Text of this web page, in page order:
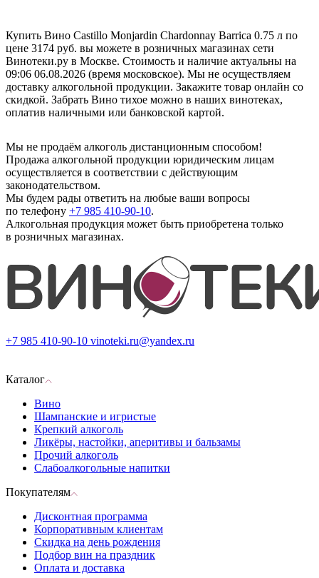
Купить Вино Castillo Monjardin Chardonnay Barrica 0.75 л по
цене 3174 руб. вы можете в розничных магазинах сети
Винотеки.ру в Москве. Стоимость и наличие актуальны на
09:06 06.08.2026 (время московское). Мы не осуществляем
доставку алкогольной продукции. Закажите товар онлайн со
скидкой. Забрать Вино тихое можно в наших винотеках,
оплатив наличными или банковской картой.
Мы не продаём алкоголь дистанционным способом!
Продажа алкогольной продукции юридическим лицам
осуществляется в соответствии с действующим
законодательством.
Мы будем рады ответить на любые ваши вопросы
по телефону +7 985 410-90-10.
Алкогольная продукция может быть приобретена только
в розничных магазинах.
+7 985 410-90-10 vinoteki.ru@yandex.ru
Каталог
Вино
Шампанские и игристые
Крепкий алкоголь
Ликёры, настойки, аперитивы и бальзамы
Прочий алкоголь
Слабоалкогольные напитки
Покупателям
Дисконтная программа
Корпоративным клиентам
Скидка на день рождения
Подбор вин на праздник
Оплата и доставка